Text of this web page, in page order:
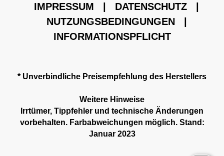
IMPRESSUM DATENSCHUTZ
NUTZUNGSBEDINGUNGEN
INFORMATIONSPFLICHT
* Unverbindliche Preisempfehlung des Herstellers
Weitere Hinweise
Irrtümer, Tippfehler und technische Änderungen
vorbehalten. Farbabweichungen möglich. Stand:
Januar 2023